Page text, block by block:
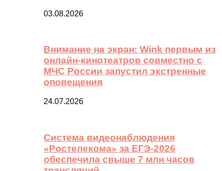
03.08.2026
Внимание на экран: Wink первым из
онлайн-кинотеатров совместно с
МЧС России запустил экстренные
оповещения
24.07.2026
Система видеонаблюдения
«Ростелекома» за ЕГЭ-2026
обеспечила свыше 7 млн часов